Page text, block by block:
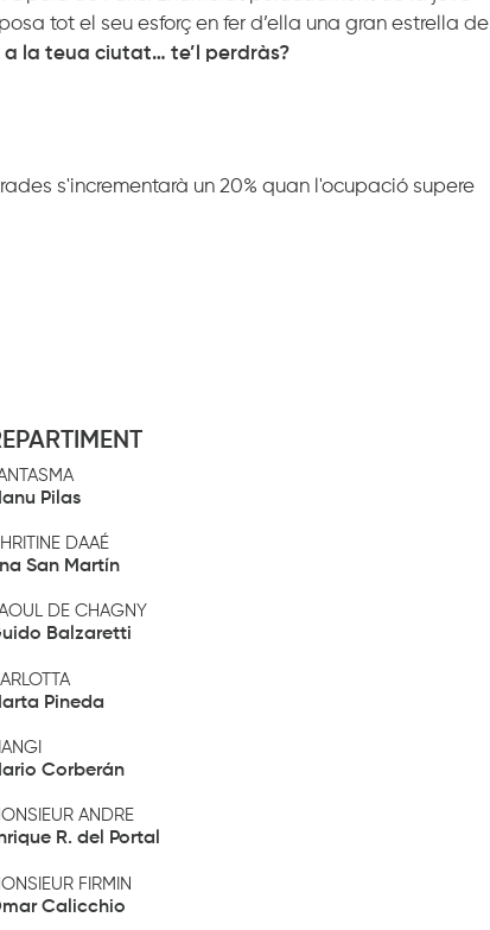
tot el seu esforç en fer d’ella una gran estrella de
la teua ciutat… te’l perdràs?
s'incrementarà un 20% quan l'ocupació supere
Pilas
DAAÉ
San Martín
DE CHAGNY
Balzaretti
Pineda
Corberán
ANDRE
R. del Portal
FIRMIN
Calicchio